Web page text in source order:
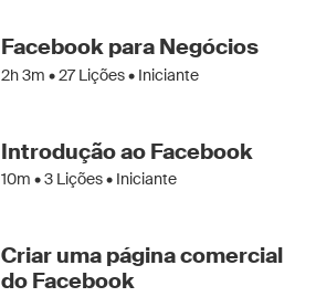
Facebook para Negócios
2h 3m •27Lições • Iniciante
Introdução ao Facebook
10m •3 Lições • Iniciante
Criar uma página comercial
do Facebook